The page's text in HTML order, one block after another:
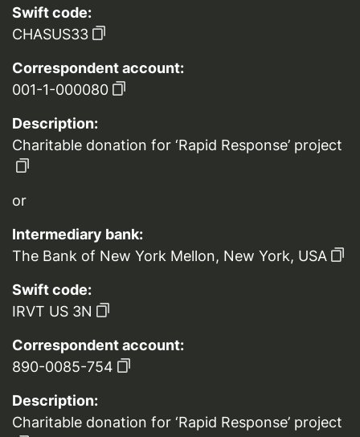
Swift code:
CHASUS33
Correspondent account:
001-1-000080
Description:
Charitable donation for ‘Rapid Response’ project
or
Intermediary bank:
The Bank of New York Mellon, New York, USA
Swift code:
IRVT US 3N
Correspondent account:
890-0085-754
Description:
Charitable donation for ‘Rapid Response’ project